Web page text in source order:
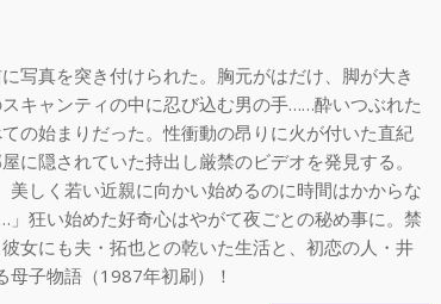
写真を突き付けられた。胸元がはだけ、脚が大き
キャンティの中に忍び込む男の手……酔いつぶれた
の始まりだった。性衝動の昂りに火が付いた直紀
に隠されていた持出し厳禁のビデオを発見する。
しく若い近親に向かい始めるのに時間はかからな
狂い始めた好奇心はやがて夜ごとの秘め事に。禁
女にも夫・拓也との乾いた生活と、初恋の人・井
子物語（1987年初刷）！